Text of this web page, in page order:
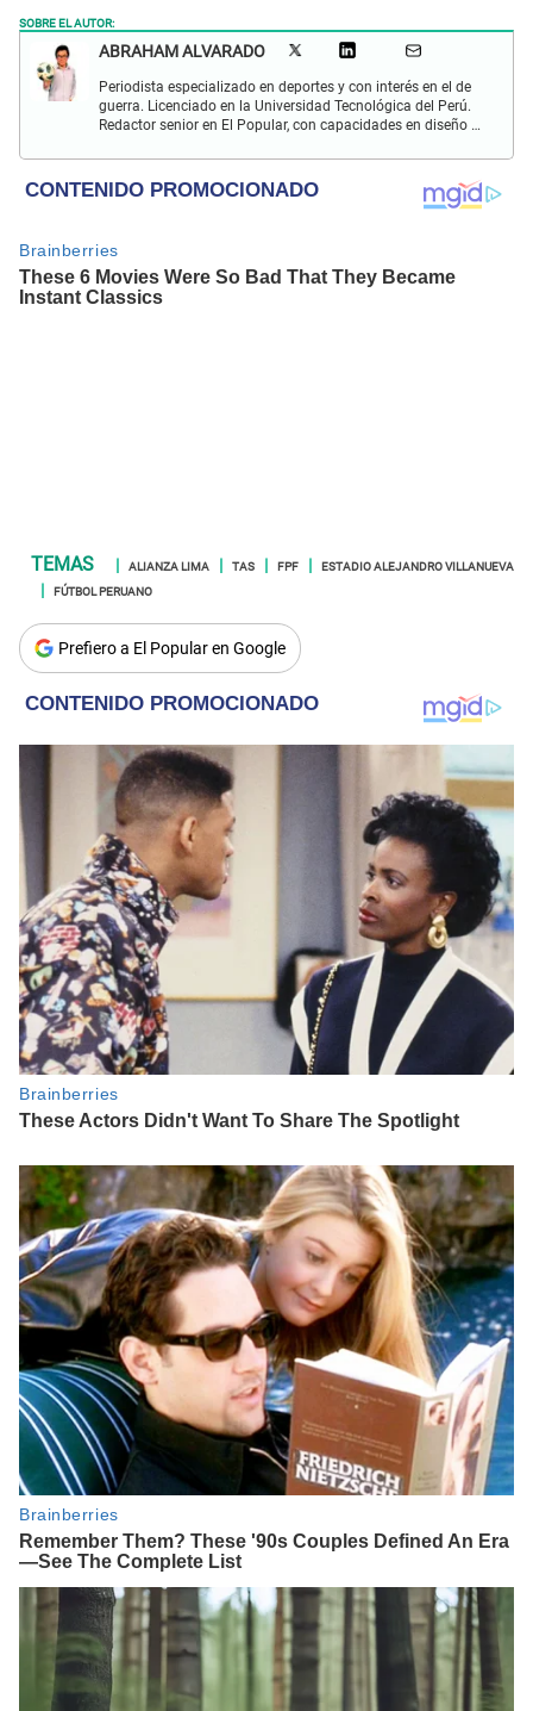
SOBRE EL AUTOR:
ABRAHAM ALVARADO
Periodista especializado en deportes y con interés en el de
guerra. Licenciado en la Universidad Tecnológica del Perú.
Redactor senior en El Popular, con capacidades en diseño y
cultural.
ALIANZA LIMA TAS FPF
ESTADIO ALEJANDRO VILLANUEVA
FÚTBOL PERUANO
Prefiero a El Popular en Google